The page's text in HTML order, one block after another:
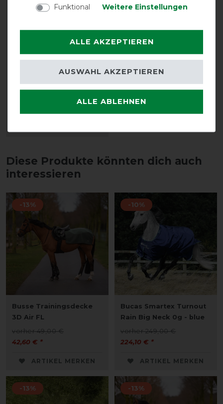
für Pferdedecken -
vorher 19,80 €
Diese Produkte könnten dich auch
interessieren
-13%
Busse Trainingsdecke
3D Air FL
vorher 49,00 €
42,60 € *
ARTIKEL MERKEN
-10%
Bucas Smartex Turnout
Rain Big Neck 0g - blue
vorher 249,00 €
224,10 € *
ARTIKEL MERKEN
-13% -13%
Funktional
Weitere Einstellungen
ALLE AKZEPTIEREN
ALLE ABLEHNEN
AUSWAHL AKZEPTIEREN